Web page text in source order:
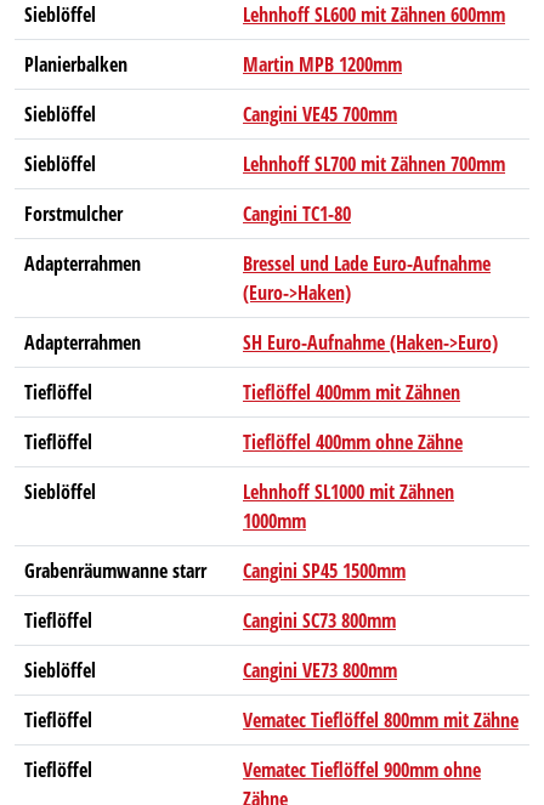
Sieblöffel
Lehnhoff SL600 mit Zähnen 600mm
Planierbalken
Martin MPB 1200mm
Sieblöffel
Cangini VE45 700mm
Sieblöffel
Lehnhoff SL700 mit Zähnen 700mm
Forstmulcher
Cangini TC1-80
Adapterrahmen
Bressel und Lade Euro-Aufnahme
(Euro->Haken)
Adapterrahmen
SH Euro-Aufnahme (Haken->Euro)
Tieflöffel
Tieflöffel 400mm mit Zähnen
Tieflöffel
Tieflöffel 400mm ohne Zähne
Sieblöffel
Lehnhoff SL1000 mit Zähnen
1000mm
Grabenräumwanne starr
Cangini SP45 1500mm
Tieflöffel
Cangini SC73 800mm
Sieblöffel
Cangini VE73 800mm
Tieflöffel
Vematec Tieflöffel 800mm mit Zähne
Tieflöffel
Vematec Tieflöffel 900mm ohne
Zähne